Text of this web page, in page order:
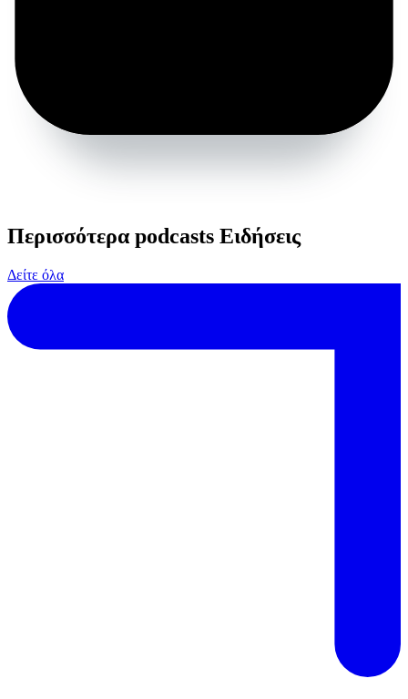
Περισσότερα podcasts Ειδήσεις
Δείτε όλα